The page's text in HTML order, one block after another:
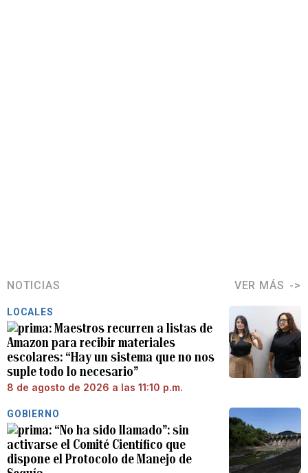
NOTICIAS VER MÁS
LOCALES
Maestros recurren a listas de
Amazon para recibir materiales
escolares: “Hay un sistema que no nos
suple todo lo necesario”
8 de agosto de 2026 a las 11:10 p.m.
GOBIERNO
“No ha sido llamado”: sin
activarse el Comité Científico que
dispone el Protocolo de Manejo de